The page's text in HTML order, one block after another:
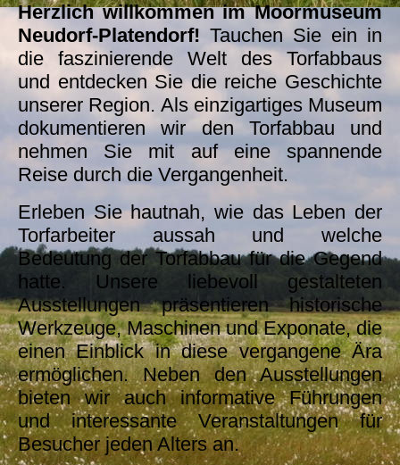
Herzlich willkommen im Moormuseum
Neudorf-Platendorf! Tauchen Sie ein in
die faszinierende Welt des Torfabbaus
und entdecken Sie die reiche Geschichte
unserer Region. Als einzigartiges Museum
dokumentieren wir den Torfabbau und
nehmen Sie mit auf eine spannende
Reise durch die Vergangenheit.
Erleben Sie hautnah, wie das Leben der
Torfarbeiter aussah und welche
Bedeutung der Torfabbau für die Gegend
hatte. Unsere liebevoll gestalteten
Ausstellungen präsentieren historische
Werkzeuge, Maschinen und Exponate, die
einen Einblick in diese vergangene Ära
ermöglichen. Neben den Ausstellungen
bieten wir auch informative Führungen
und interessante Veranstaltungen für
Besucher jeden Alters an.